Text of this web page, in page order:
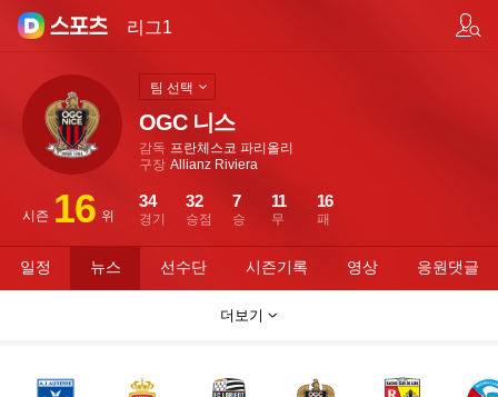
리그1
OGC 니스
감독 프란체스코 파리올리
구장 Allianz Riviera
시즌 16 위 경기
34
승점
32
승
7
무
11
패
16
팀 선택
일정 뉴스 선수단 시즌기록 영상 응원댓글
더보기